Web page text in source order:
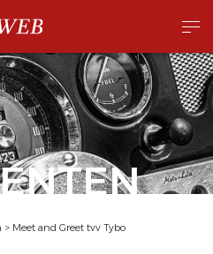
> Meet and Greet tvv Tybo